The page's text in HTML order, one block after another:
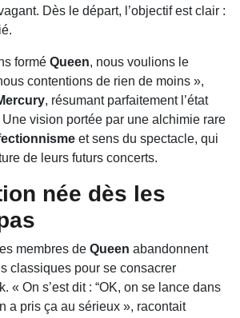
Dès le départ, l’objectif est clair :
formé Queen, nous voulions le
contentions de rien de moins »,
, résumant parfaitement l’état
Une vision portée par une alchimie rare
et sens du spectacle, qui
de leurs futurs concerts.
née dès les
membres de Queen abandonnent
classiques pour se consacrer
« On s’est dit : “OK, on se lance dans
a pris ça au sérieux », racontait